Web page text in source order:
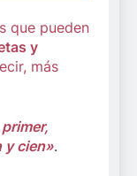
que pueden
y
más
y cien».